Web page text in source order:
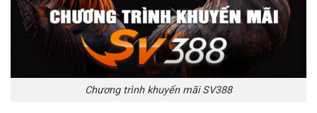
Chương trình khuyến mãi SV388